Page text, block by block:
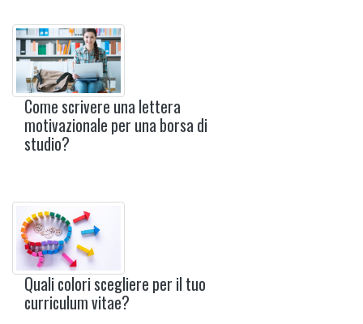
Come scrivere una lettera
motivazionale per una borsa di
studio?
Quali colori scegliere per il tuo
curriculum vitae?